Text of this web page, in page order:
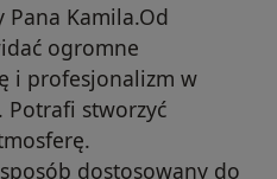
Pana Kamila.Od
ogromne
i profesjonalizm w
Potrafi stworzyć
dostosowany do